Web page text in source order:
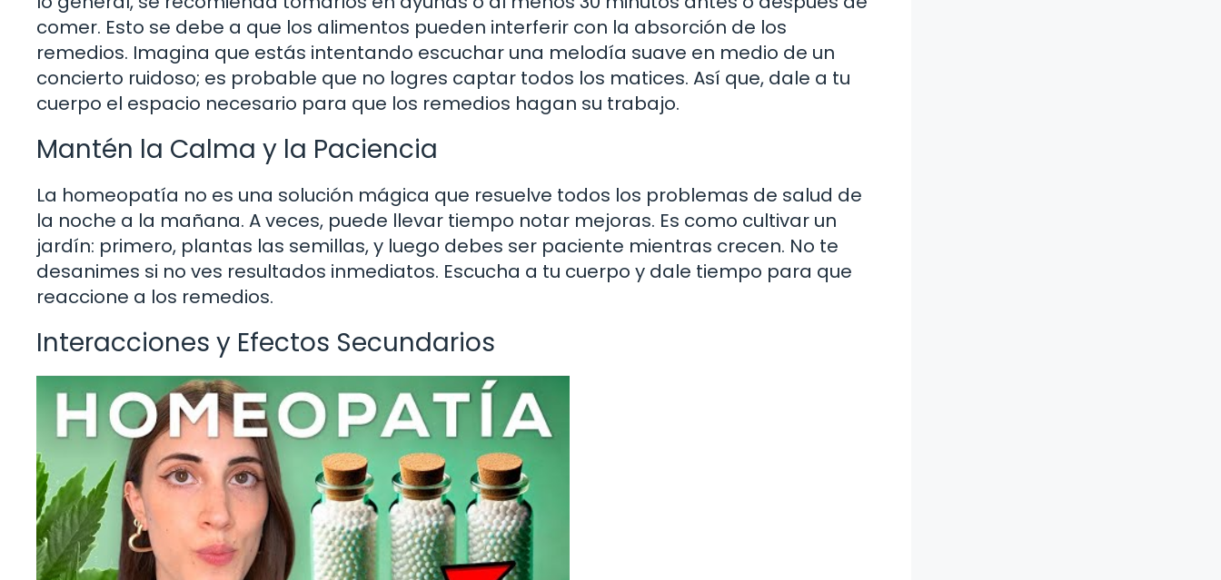
comer. Esto se debe a que los alimentos pueden interferir con la absorción de los
remedios. Imagina que estás intentando escuchar una melodía suave en medio de un
concierto ruidoso; es probable que no logres captar todos los matices. Así que, dale a tu
cuerpo el espacio necesario para que los remedios hagan su trabajo.
Mantén la Calma y la Paciencia
La homeopatía no es una solución mágica que resuelve todos los problemas de salud de
la noche a la mañana. A veces, puede llevar tiempo notar mejoras. Es como cultivar un
jardín: primero, plantas las semillas, y luego debes ser paciente mientras crecen. No te
desanimes si no ves resultados inmediatos. Escucha a tu cuerpo y dale tiempo para que
reaccione a los remedios.
Interacciones y Efectos Secundarios